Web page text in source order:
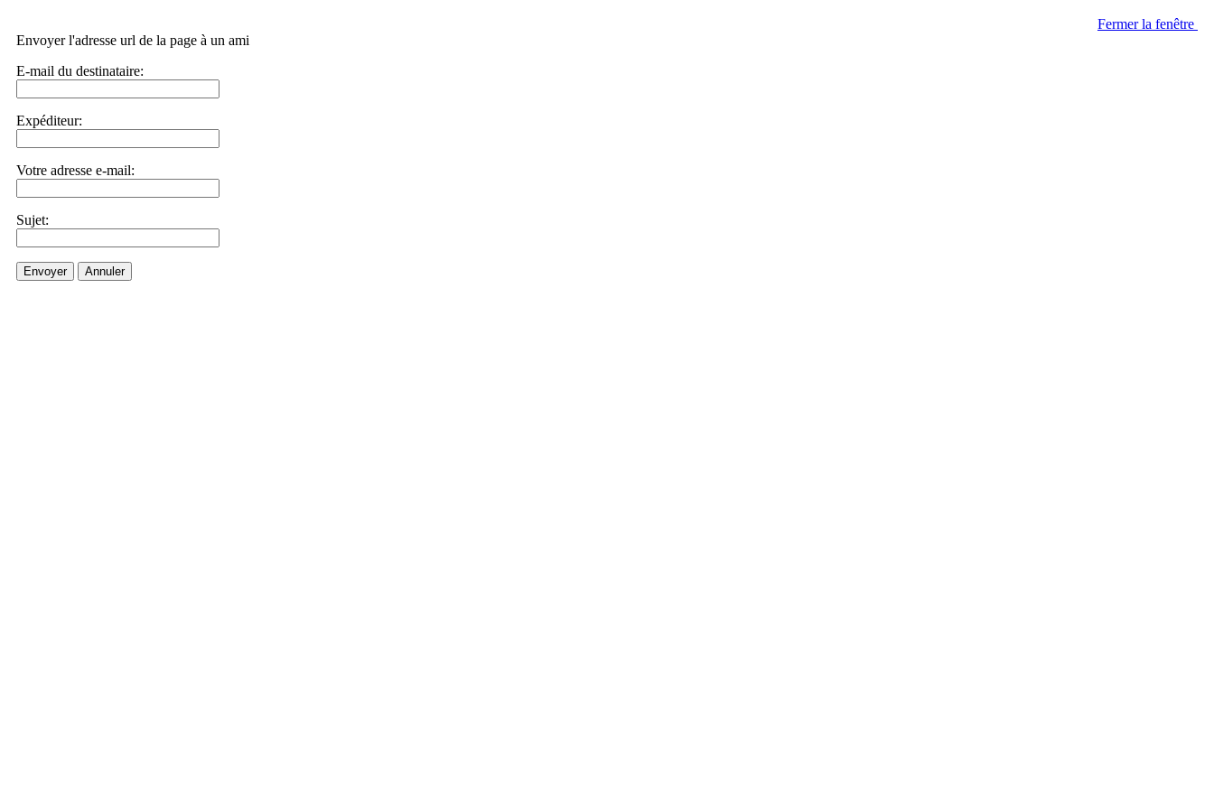
Fermer la fenêtre
Envoyer l'adresse url de la page à un ami
E-mail du destinataire:
Expéditeur:
Votre adresse e-mail:
Sujet:
Envoyer Annuler